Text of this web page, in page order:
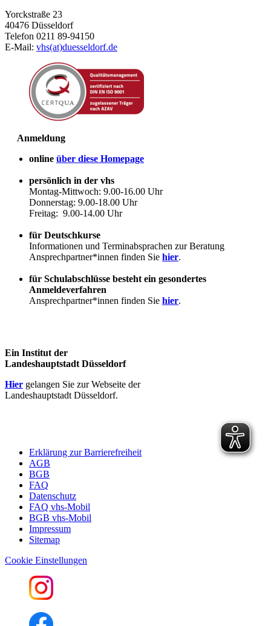
Yorckstraße 23
40476 Düsseldorf
Telefon 0211 89-94150
E-Mail: vhs(at)duesseldorf.de
Anmeldung
online über diese Homepage
persönlich in der vhs
Montag-Mittwoch: 9.00-16.00 Uhr
Donnerstag: 9.00-18.00 Uhr
Freitag: 9.00-14.00 Uhr
für Deutschkurse
Informationen und Terminabsprachen zur Beratung
Ansprechpartner*innen finden Sie hier.
für Schulabschlüsse besteht ein gesondertes
Anmeldeverfahren
Ansprechpartner*innen finden Sie hier.
Ein Institut der
Landeshauptstadt Düsseldorf
Hier gelangen Sie zur Webseite der
Landeshauptstadt Düsseldorf.
Erklärung zur Barrierefreiheit
AGB
BGB
FAQ
Datenschutz
FAQ vhs-Mobil
BGB vhs-Mobil
Impressum
Sitemap
Cookie Einstellungen